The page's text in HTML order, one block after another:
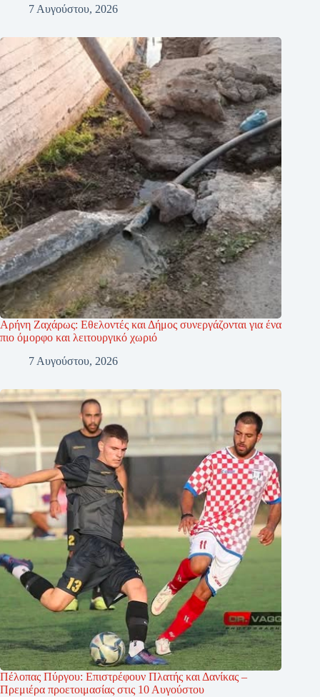
7 Αυγούστου, 2026
Αρήνη Ζαχάρως: Εθελοντές και Δήμος συνεργάζονται για ένα
πιο όμορφο και λειτουργικό χωριό
7 Αυγούστου, 2026
Πέλοπας Πύργου: Επιστρέφουν Πλατής και Δανίκας –
Πρεμιέρα προετοιμασίας στις 10 Αυγούστου